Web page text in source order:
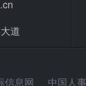
道
信息网 中国人